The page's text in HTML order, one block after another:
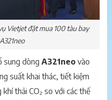
Vietjet đặt mua 100 tàu bay
sung dòng A321neo vào
suất khai thác, tiết kiệm
thải CO₂ so với các thế